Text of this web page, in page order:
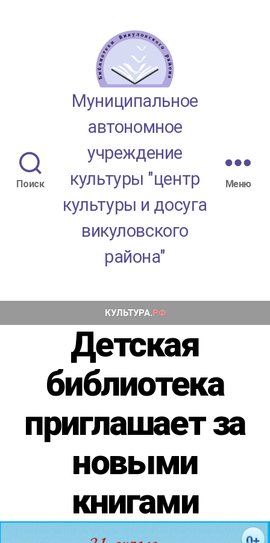
Поиск
МАУК
"ЦКД
района"
Муниципальное
автономное
учреждение
культуры "центр
культуры и досуга
викуловского
района"
Меню
Детская
библиотека
приглашает за
новыми
книгами